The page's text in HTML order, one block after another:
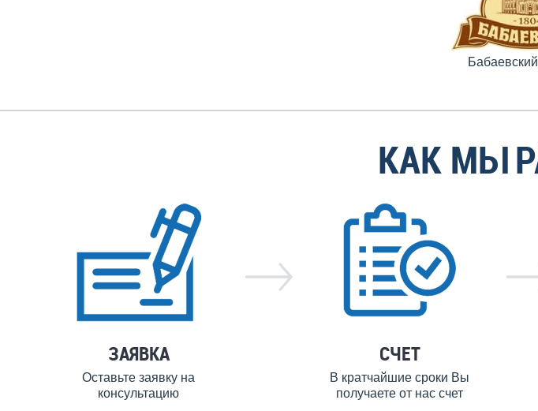
КАК МЫ
ЗАЯВКА
Оставьте заявку на
консультацию
СЧЕТ
В кратчайшие сроки Вы
получаете от нас счет